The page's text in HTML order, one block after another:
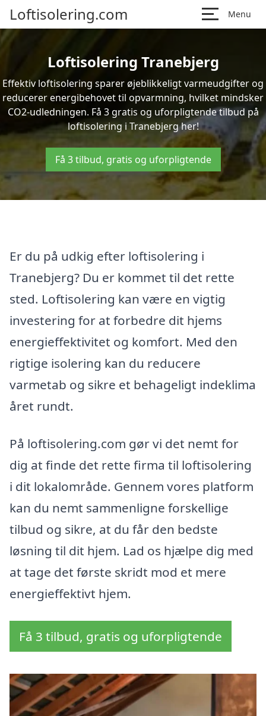
Loftisolering.com Menu
Loftisolering Tranebjerg
Effektiv loftisolering sparer øjeblikkeligt varmeudgifter og
reducerer energibehovet til opvarmning, hvilket mindsker
CO2-udledningen. Få 3 gratis og uforpligtende tilbud på
loftisolering i Tranebjerg her!
Få 3 tilbud, gratis og uforpligtende
Er du på udkig efter loftisolering i
Tranebjerg? Du er kommet til det rette
sted. Loftisolering kan være en vigtig
investering for at forbedre dit hjems
energieffektivitet og komfort. Med den
rigtige isolering kan du reducere
varmetab og sikre et behageligt indeklima
året rundt.
På loftisolering.com gør vi det nemt for
dig at finde det rette firma til loftisolering
i dit lokalområde. Gennem vores platform
kan du nemt sammenligne forskellige
tilbud og sikre, at du får den bedste
løsning til dit hjem. Lad os hjælpe dig med
at tage det første skridt mod et mere
energieffektivt hjem.
Få 3 tilbud, gratis og uforpligtende